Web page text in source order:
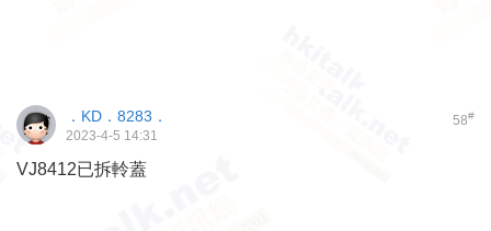
58#
．KD．8283．
2023-4-5 14:31
VJ8412已拆軨蓋